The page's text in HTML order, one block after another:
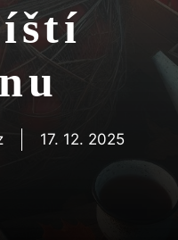
17. 12. 2025